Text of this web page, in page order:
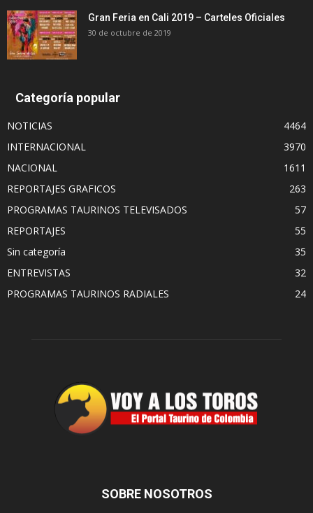
Gran Feria en Cali 2019 – Carteles Oficiales
30 de octubre de 2019
Categoría popular
NOTICIAS
4464
INTERNACIONAL
3970
NACIONAL
1611
REPORTAJES GRAFICOS
263
PROGRAMAS TAURINOS TELEVISADOS
57
REPORTAJES
55
Sin categoría
35
ENTREVISTAS
32
PROGRAMAS TAURINOS RADIALES
24
SOBRE NOSOTROS